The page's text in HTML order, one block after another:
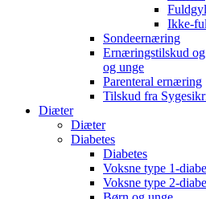
Ikke-
Sondeernæring
Ernæringstilskud
og unge
Parenteral ernæring
Tilskud fra
Diæter
Diæter
Diabetes
Diabetes
Voksne type 1-
Voksne type 2-